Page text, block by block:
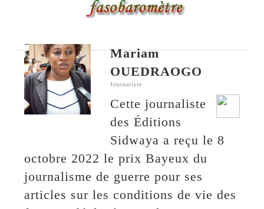
Mariam
OUEDRAOGO
Journaliste
Cette journaliste
des Éditions
Sidwaya a reçu le 8
octobre 2022 le prix Bayeux du
journalisme de guerre pour ses
articles sur les conditions de vie des